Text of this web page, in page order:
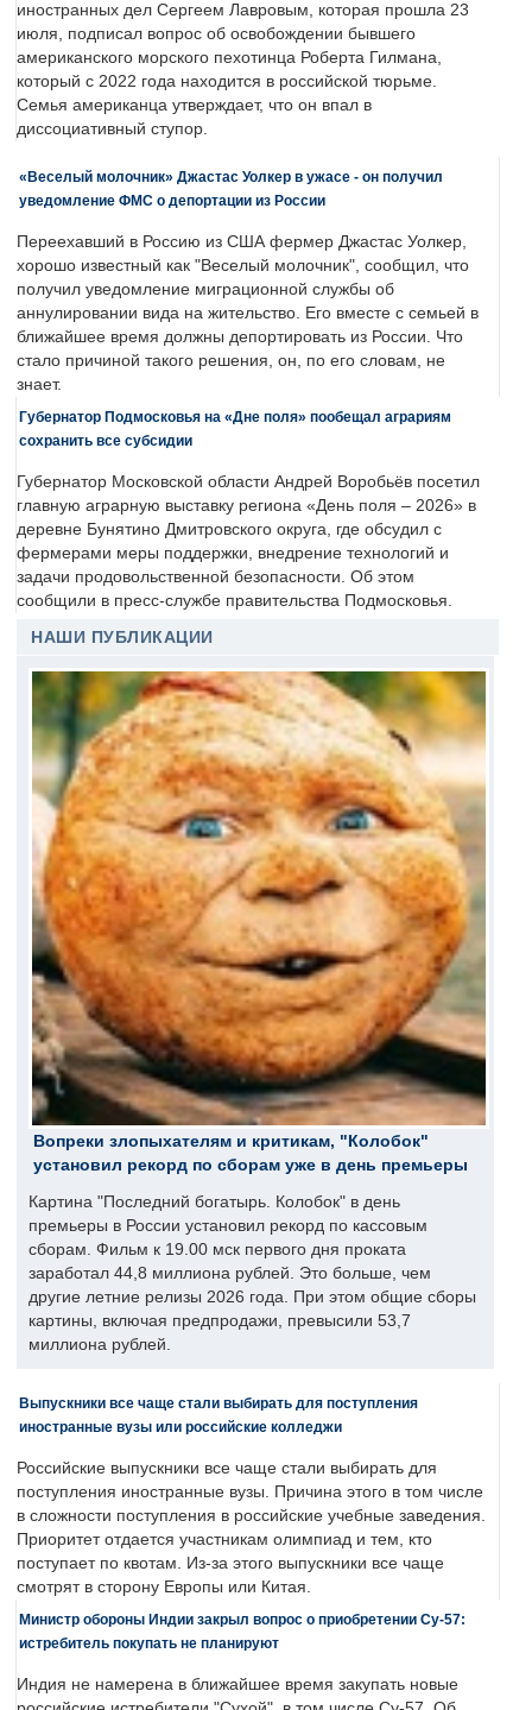
иностранных дел Сергеем Лавровым, которая прошла 23
июля, подписал вопрос об освобождении бывшего
американского морского пехотинца Роберта Гилмана,
который с 2022 года находится в российской тюрьме.
Семья американца утверждает, что он впал в
диссоциативный ступор.
«Веселый молочник» Джастас Уолкер в ужасе - он получил
уведомление ФМС о депортации из России
Переехавший в Россию из США фермер Джастас Уолкер,
хорошо известный как "Веселый молочник", сообщил, что
получил уведомление миграционной службы об
аннулировании вида на жительство. Его вместе с семьей в
ближайшее время должны депортировать из России. Что
стало причиной такого решения, он, по его словам, не
знает.
Губернатор Подмосковья на «Дне поля» пообещал аграриям
сохранить все субсидии
Губернатор Московской области Андрей Воробьёв посетил
главную аграрную выставку региона «День поля – 2026» в
деревне Бунятино Дмитровского округа, где обсудил с
фермерами меры поддержки, внедрение технологий и
задачи продовольственной безопасности. Об этом
сообщили в пресс-службе правительства Подмосковья.
НАШИ ПУБЛИКАЦИИ
Вопреки злопыхателям и критикам, "Колобок"
установил рекорд по сборам уже в день премьеры
Картина "Последний богатырь. Колобок" в день
премьеры в России установил рекорд по кассовым
сборам. Фильм к 19.00 мск первого дня проката
заработал 44,8 миллиона рублей. Это больше, чем
другие летние релизы 2026 года. При этом общие сборы
картины, включая предпродажи, превысили 53,7
миллиона рублей.
Выпускники все чаще стали выбирать для поступления
иностранные вузы или российские колледжи
Российские выпускники все чаще стали выбирать для
поступления иностранные вузы. Причина этого в том числе
в сложности поступления в российские учебные заведения.
Приоритет отдается участникам олимпиад и тем, кто
поступает по квотам. Из-за этого выпускники все чаще
смотрят в сторону Европы или Китая.
Министр обороны Индии закрыл вопрос о приобретении Су-57:
истребитель покупать не планируют
Индия не намерена в ближайшее время закупать новые